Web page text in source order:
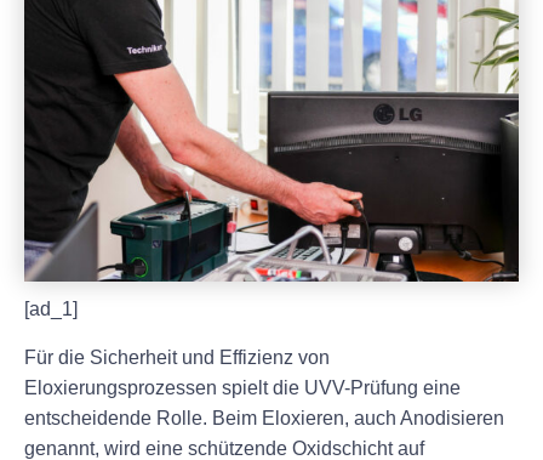
[ad_1]
Für die Sicherheit und Effizienz von
Eloxierungsprozessen spielt die UVV-Prüfung eine
entscheidende Rolle. Beim Eloxieren, auch Anodisieren
genannt, wird eine schützende Oxidschicht auf